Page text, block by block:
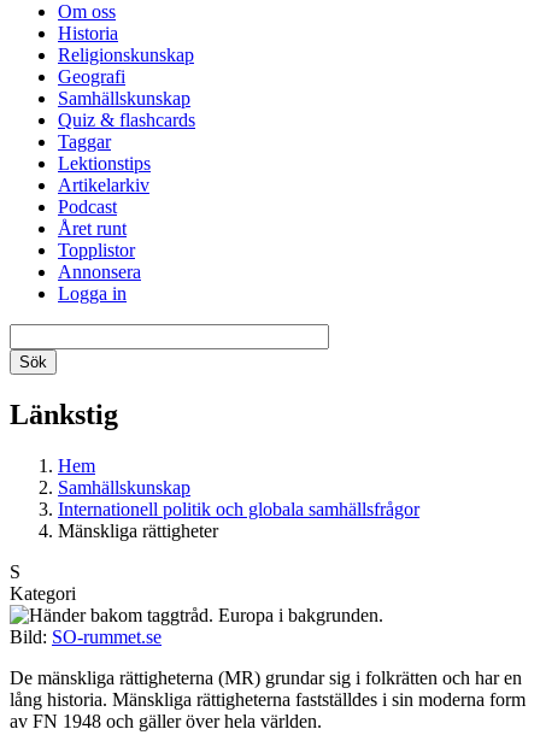
Om oss
Historia
Religionskunskap
Geografi
Samhällskunskap
Quiz & flashcards
Taggar
Lektionstips
Artikelarkiv
Podcast
Året runt
Topplistor
Annonsera
Logga in
Länkstig
Hem
Samhällskunskap
Internationell politik och globala samhällsfrågor
Mänskliga rättigheter
S
Kategori
Bild: SO-rummet.se
De mänskliga rättigheterna (MR) grundar sig i folkrätten och har en
lång historia. Mänskliga rättigheterna fastställdes i sin moderna form
av FN 1948 och gäller över hela världen.